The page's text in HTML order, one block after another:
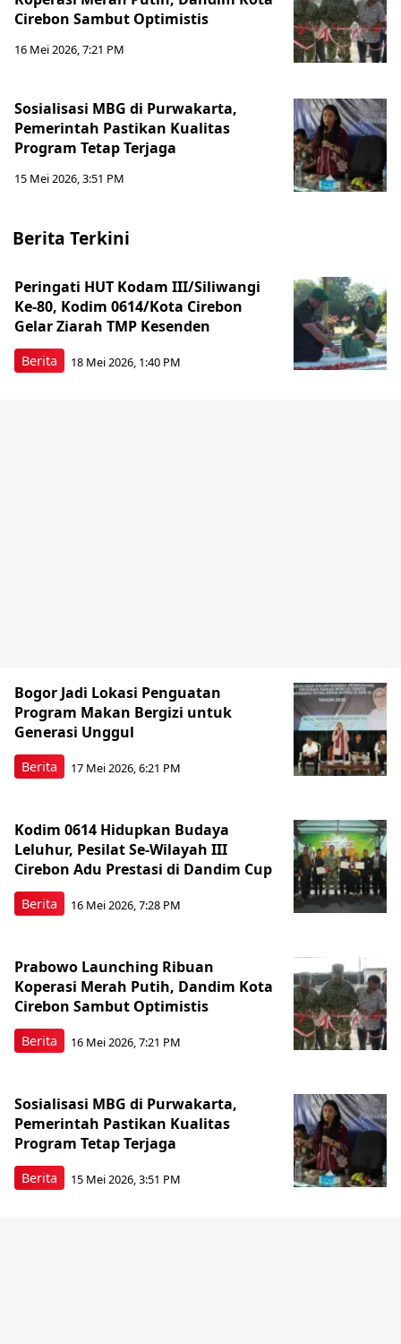
Cirebon Sambut Optimistis
16 Mei 2026, 7:21 PM
Sosialisasi MBG di Purwakarta,
Pemerintah Pastikan Kualitas
Program Tetap Terjaga
15 Mei 2026, 3:51 PM
Berita Terkini
Berita
Peringati HUT Kodam III/Siliwangi
Ke-80, Kodim 0614/Kota Cirebon
Gelar Ziarah TMP Kesenden
18 Mei 2026, 1:40 PM
Berita
Bogor Jadi Lokasi Penguatan
Program Makan Bergizi untuk
Generasi Unggul
17 Mei 2026, 6:21 PM
Berita
Kodim 0614 Hidupkan Budaya
Leluhur, Pesilat Se-Wilayah III
Cirebon Adu Prestasi di Dandim Cup
16 Mei 2026, 7:28 PM
Berita
Prabowo Launching Ribuan
Koperasi Merah Putih, Dandim Kota
Cirebon Sambut Optimistis
16 Mei 2026, 7:21 PM
Berita
Sosialisasi MBG di Purwakarta,
Pemerintah Pastikan Kualitas
Program Tetap Terjaga
15 Mei 2026, 3:51 PM